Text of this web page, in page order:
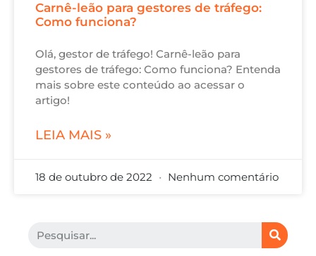
Carnê-leão para gestores de tráfego:
Como funciona?
Olá, gestor de tráfego! Carnê-leão para
gestores de tráfego: Como funciona? Entenda
mais sobre este conteúdo ao acessar o
artigo!
LEIA MAIS »
18 de outubro de 2022 Nenhum comentário